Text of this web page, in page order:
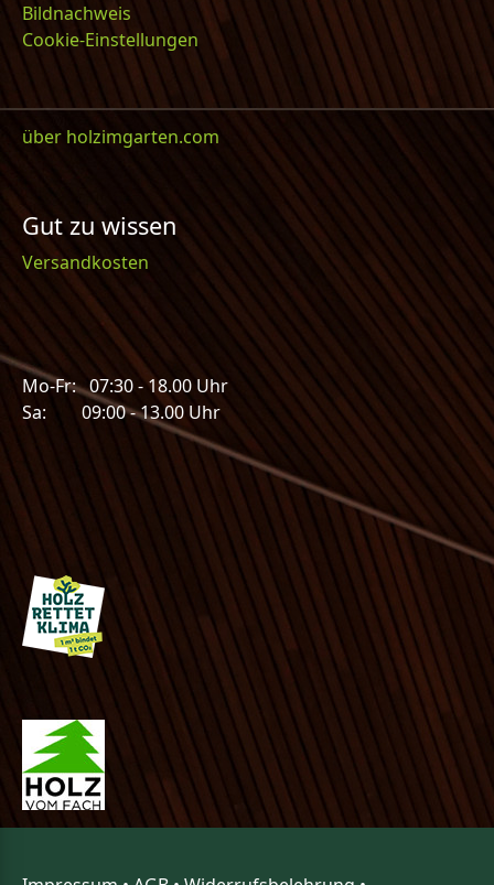
Bildnachweis
Cookie-Einstellungen
über holzimgarten.com
Gut zu wissen
Versandkosten
Mo-Fr: 07:30 - 18.00 Uhr
Sa: 09:00 - 13.00 Uhr